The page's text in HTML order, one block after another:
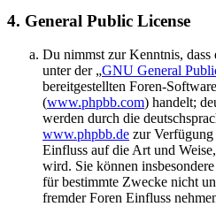
4. General Public License
Du nimmst zur Kenntnis,
unter der „GNU General
bereitgestellten Foren-
(www.phpbb.com) handelt;
werden durch die
www.phpbb.de zur Verfügung
Einfluss auf die Art und
wird. Sie können
für bestimmte Zwecke nicht
fremder Foren Einfluss